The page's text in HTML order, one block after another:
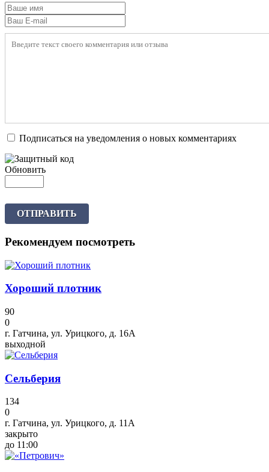
Подписаться на уведомления о новых комментариях
Обновить
ОТПРАВИТЬ
Рекомендуем посмотреть
Хороший плотник
90
0
г. Гатчина, ул. Урицкого, д. 16А
выходной
Сельберия
134
0
г. Гатчина, ул. Урицкого, д. 11А
закрыто
до 11:00